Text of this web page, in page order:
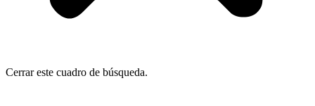
Cerrar este cuadro de búsqueda.